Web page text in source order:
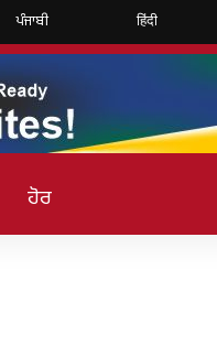
ਪੰਜਾਬੀ हिंदी
ਹੋਰ